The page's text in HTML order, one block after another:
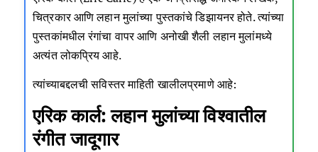
चित्रकार आणि लहान मुलांच्या पुस्तकांचे डिझायनर होते. त्यांच्या
पुस्तकांमधील रंगांचा वापर आणि अनोखी शैली लहान मुलांमध्ये
अत्यंत लोकप्रिय आहे.
त्यांच्याबद्दलची सविस्तर माहिती खालीलप्रमाणे आहे:
एरिक कार्ल: लहान मुलांच्या विश्वातील
रंगीत जादूगार